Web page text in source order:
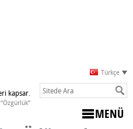
Türkçe
kapsar.
MENÜ